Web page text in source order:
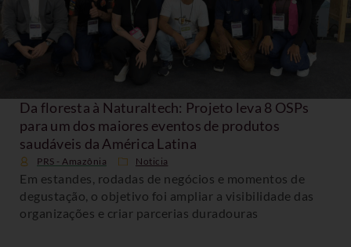
Da floresta à Naturaltech: Projeto leva 8 OSPs
para um dos maiores eventos de produtos
saudáveis da América Latina
PRS - Amazônia Noticia
Em estandes, rodadas de negócios e momentos de
degustação, o objetivo foi ampliar a visibilidade das
organizações e criar parcerias duradouras